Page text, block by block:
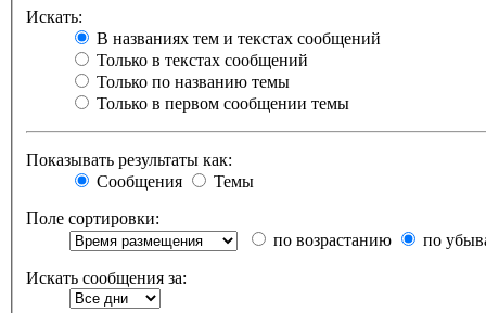
Искать:
В названиях тем и текстах сообщений
Только в текстах сообщений
Только по названию темы
Только в первом сообщении темы
Показывать результаты как:
Сообщения
Темы
Поле сортировки:
по возрастанию
по
Искать сообщения за: